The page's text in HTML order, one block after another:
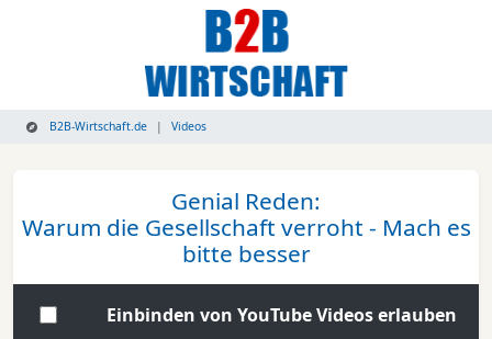
B2B-Wirtschaft.de Videos
Genial Reden:
Warum die Gesellschaft verroht - Mach es
bitte besser
Einbinden von YouTube Videos erlauben